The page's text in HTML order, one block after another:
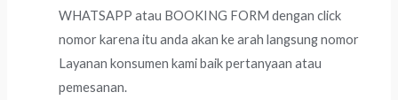
WHATSAPP atau BOOKING FORM dengan click
nomor karena itu anda akan ke arah langsung nomor
Layanan konsumen kami baik pertanyaan atau
pemesanan.